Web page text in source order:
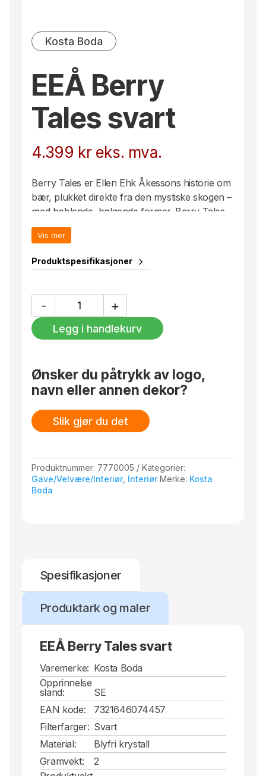
Kosta Boda
EEÅ Berry
Tales svart
4.399 kr eks. mva.
Berry Tales er Ellen Ehk Åkessons historie om
bær, plukket direkte fra den mystiske skogen –
med boblende, bølgende former. Berry Tales
fra Kosta Boda Kunstnersamling er munnblåst
på Kosta Glasbruk, og bæret får sin blanke
gassbrenner.
Vis mer
Produktspesifikasjoner
-
Berry
Tales
svart
+
Legg i handlekurv
Ønsker du påtrykk av logo,
navn eller annen dekor?
Slik gjør du det
Produktnummer: 7770005
Kategorier:
Gave/Velvære/Interiør, Interiør Merke: Kosta
Boda
Spesifikasjoner
Produktark og maler
EEÅ Berry Tales svart
Varemerke: Kosta Boda
Opprinnelse
sland:
SE
EAN kode:
7321646074457
Filterfarger: Svart
Material:
Blyfri krystall
Gramvekt:
2